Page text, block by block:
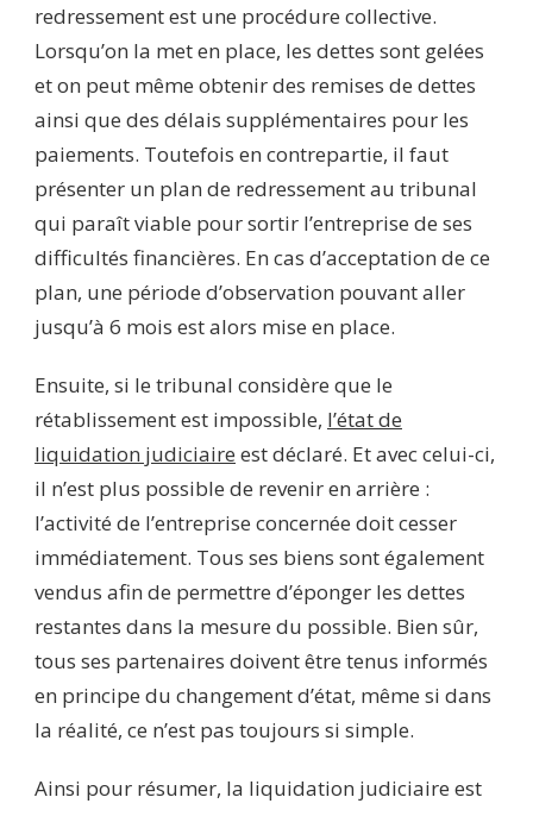
redressement est une procédure collective.
Lorsqu’on la met en place, les dettes sont gelées
et on peut même obtenir des remises de dettes
ainsi que des délais supplémentaires pour les
paiements. Toutefois en contrepartie, il faut
présenter un plan de redressement au tribunal
qui paraît viable pour sortir l’entreprise de ses
difficultés financières. En cas d’acceptation de ce
plan, une période d’observation pouvant aller
jusqu’à 6 mois est alors mise en place.
Ensuite, si le tribunal considère que le
rétablissement est impossible, l’état de
liquidation judiciaire est déclaré. Et avec celui-ci,
il n’est plus possible de revenir en arrière :
l’activité de l’entreprise concernée doit cesser
immédiatement. Tous ses biens sont également
vendus afin de permettre d’éponger les dettes
restantes dans la mesure du possible. Bien sûr,
tous ses partenaires doivent être tenus informés
en principe du changement d’état, même si dans
la réalité, ce n’est pas toujours si simple.
Ainsi pour résumer, la liquidation judiciaire est